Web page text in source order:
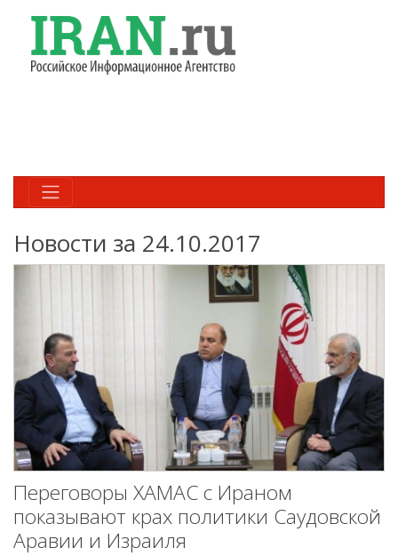
Новости за 24.10.2017
Переговоры ХАМАС с Ираном
показывают крах политики Саудовской
Аравии и Израиля